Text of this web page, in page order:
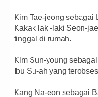
Kim Tae-jeong sebagai
Kakak laki-laki Seon-
tinggal di rumah.
Kim Sun-young
Ibu Su-ah yang
Kang Na-eon sebagai